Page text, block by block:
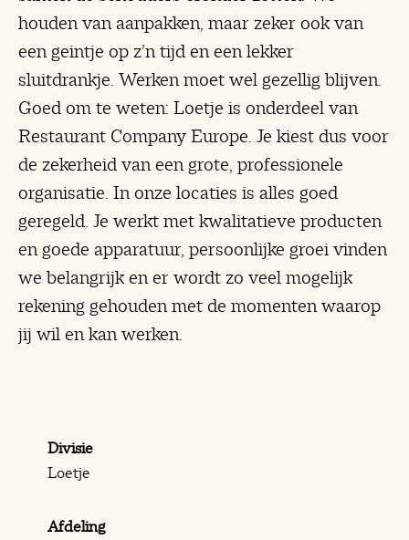
houden van aanpakken, maar zeker ook van
een geintje op z’n tijd en een lekker
sluitdrankje. Werken moet wel gezellig blijven.
Goed om te weten: Loetje is onderdeel van
Restaurant Company Europe. Je kiest dus voor
de zekerheid van een grote, professionele
organisatie. In onze locaties is alles goed
geregeld. Je werkt met kwalitatieve producten
en goede apparatuur, persoonlijke groei vinden
we belangrijk en er wordt zo veel mogelijk
rekening gehouden met de momenten waarop
jij wil en kan werken.
Divisie
Loetje
Afdeling